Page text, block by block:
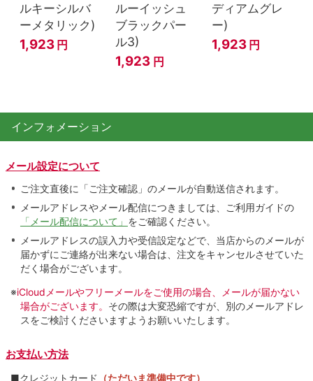
ルキーシルバ
ーメタリック)
1,923 円
ルーイッシュ
ブラックパー
ル3)
1,923 円
ディアムグレ
ー)
1,923 円
インフォメーション
メール設定について
ご注文直後に「ご注文確認」のメールが自動送信されます。
メールアドレスやメール配信につきましては、ご利用ガイドの
「メール配信について」 をご確認ください。
メールアドレスの誤入力や受信設定などで、当店からのメールが
届かずにご連絡が出来ない場合は、注文をキャンセルさせていた
だく場合がございます。
※iCloudメールやフリーメールをご使用の場合、メールが届かない
場合がございます。 その際は大変恐縮ですが、別のメールアドレ
スをご検討くださいますようお願いいたします。
お支払い方法
■クレジットカード （ただいま準備中です）